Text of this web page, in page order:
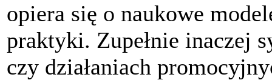
opiera się o naukowe
praktyki. Zupełnie inaczej
czy działaniach